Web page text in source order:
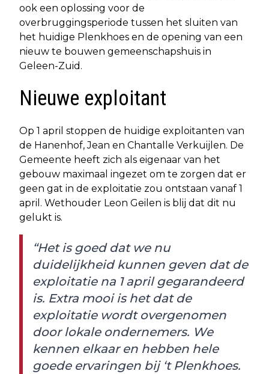
ook een oplossing voor de
overbruggingsperiode tussen het sluiten van
het huidige Plenkhoes en de opening van een
nieuw te bouwen gemeenschapshuis in
Geleen-Zuid.
Nieuwe exploitant
Op 1 april stoppen de huidige exploitanten van
de Hanenhof, Jean en Chantalle Verkuijlen. De
Gemeente heeft zich als eigenaar van het
gebouw maximaal ingezet om te zorgen dat er
geen gat in de exploitatie zou ontstaan vanaf 1
april. Wethouder Leon Geilen is blij dat dit nu
gelukt is.
“Het is goed dat we nu
duidelijkheid kunnen geven dat de
exploitatie na 1 april gegarandeerd
is. Extra mooi is het dat de
exploitatie wordt overgenomen
door lokale ondernemers. We
kennen elkaar en hebben hele
goede ervaringen bij ‘t Plenkhoes.